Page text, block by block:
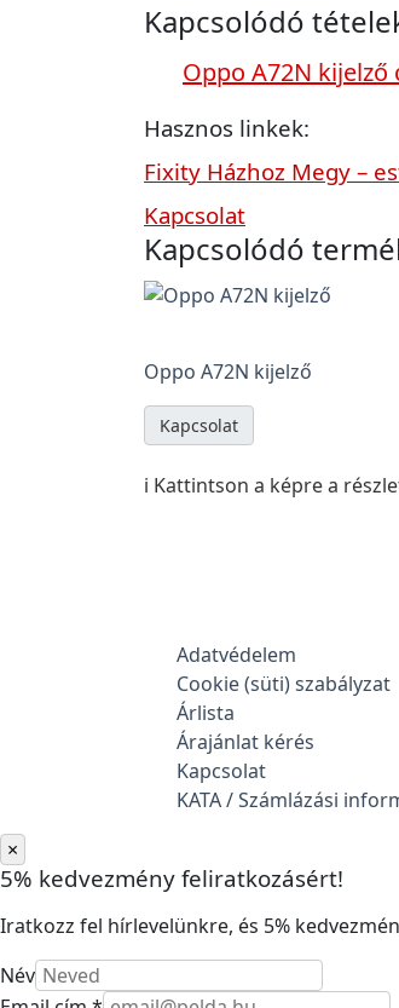
Kapcsolódó
Oppo A72N kijelző
Hasznos linkek:
Fixity Házhoz Megy –
Kapcsolat
Kapcsolódó
Oppo A72N kijelző
Kapcsolat
ℹ️ Kattintson a képre a
Adatvédelem
Cookie (süti) szabályzat
Árlista
Árajánlat kérés
Kapcsolat
KATA / Számlázási
×
5% kedvezmény feliratkozásért!
Iratkozz fel hírlevelünkre, és 5%
Név